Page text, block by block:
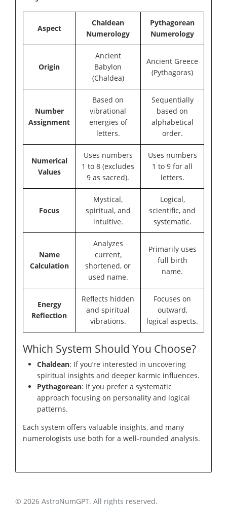
Aspect
Chaldean
Numerology
Pythagorean
Numerology
Origin
Ancient
Babylon
(Chaldea)
Ancient Greece
(Pythagoras)
Number
Assignment
Based on
vibrational
energies of
letters.
Sequentially
based on
alphabetical
order.
Numerical
Values
Uses numbers
1 to 8 (excludes
9 as sacred).
Uses numbers
1 to 9 for all
letters.
Focus
Mystical,
spiritual, and
intuitive.
Logical,
scientific, and
systematic.
Name
Calculation
Analyzes
current,
shortened, or
used name.
Primarily uses
full birth
name.
Energy
Reflection
Reflects hidden
and spiritual
vibrations.
Focuses on
outward,
logical aspects.
Which System Should You Choose?
Chaldean: If you’re interested in uncovering
spiritual insights and deeper karmic influences.
Pythagorean: If you prefer a systematic
approach focusing on personality and logical
patterns.
Each system offers valuable insights, and many
numerologists use both for a well-rounded analysis.
© 2026 AstroNumGPT. All rights reserved.